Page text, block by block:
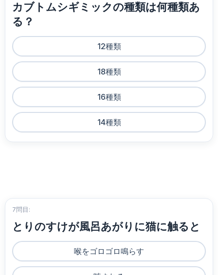
カブトムシギミックの種類は何種類あ
る？
12種類
18種類
16種類
14種類
7問目:
とりのすけが風呂あがりに猫に触ると
喉をゴロゴロ鳴らす